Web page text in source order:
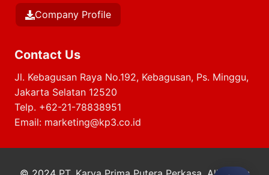
Company Profile
Contact Us
Jl. Kebagusan Raya No.192, Kebagusan, Ps. Minggu,
Jakarta Selatan 12520
Telp. +62-21-78838951
Email: marketing@kp3.co.id